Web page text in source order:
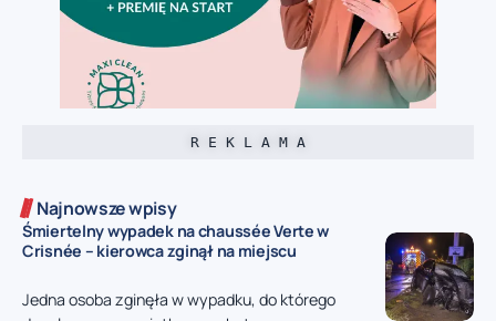
R E K L A M A
Najnowsze wpisy
Śmiertelny wypadek na chaussée Verte w
Crisnée – kierowca zginął na miejscu
Jedna osoba zginęła w wypadku, do którego